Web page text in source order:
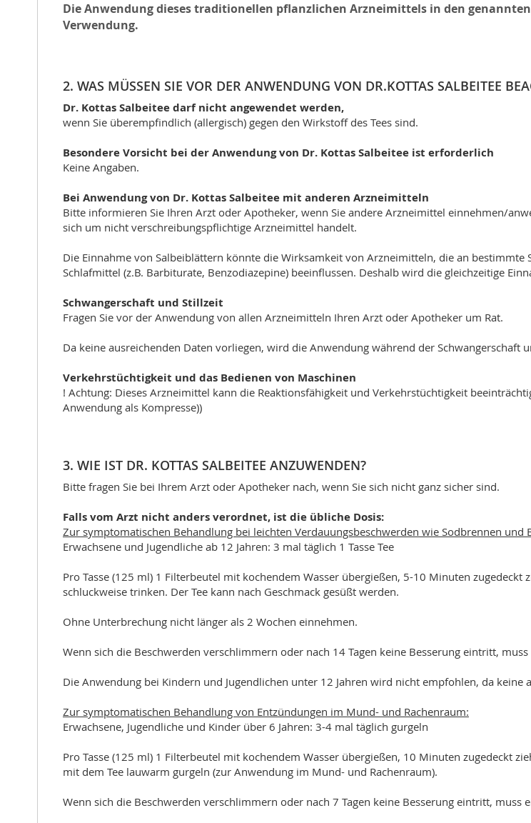
Die Anwendung dieses traditionellen pflanzlichen Arzneimittels in den
Verwendung.
2. WAS MÜSSEN SIE VOR DER ANWENDUNG VON DR.KOTTAS SALBEITEE
Dr. Kottas Salbeitee darf nicht angewendet werden,
wenn Sie überempfindlich (allergisch) gegen den Wirkstoff des Tees sind.
Besondere Vorsicht bei der Anwendung von Dr. Kottas Salbeitee ist erforderlich
Keine Angaben.
Bei Anwendung von Dr. Kottas Salbeitee mit anderen Arzneimitteln
Bitte informieren Sie Ihren Arzt oder Apotheker, wenn Sie andere Arzneimittel einnehmen/
sich um nicht verschreibungspflichtige Arzneimittel handelt.
Die Einnahme von Salbeiblättern könnte die Wirksamkeit von Arzneimitteln, die an bestimmte
Schlafmittel (z.B. Barbiturate, Benzodiazepine) beeinflussen. Deshalb wird die gleichzeitige
Schwangerschaft und Stillzeit
Fragen Sie vor der Anwendung von allen Arzneimitteln Ihren Arzt oder Apotheker um Rat.
Da keine ausreichenden Daten vorliegen, wird die Anwendung während der Schwangerschaft
Verkehrstüchtigkeit und das Bedienen von Maschinen
! Achtung: Dieses Arzneimittel kann die Reaktionsfähigkeit und Verkehrstüchtigkeit
Anwendung als Kompresse))
3. WIE IST DR. KOTTAS SALBEITEE ANZUWENDEN?
Bitte fragen Sie bei Ihrem Arzt oder Apotheker nach, wenn Sie sich nicht ganz sicher sind.
Falls vom Arzt nicht anders verordnet, ist die übliche Dosis:
Zur symptomatischen Behandlung bei leichten Verdauungsbeschwerden wie Sodbrennen und
Erwachsene und Jugendliche ab 12 Jahren: 3 mal täglich 1 Tasse Tee
Pro Tasse (125 ml) 1 Filterbeutel mit kochendem Wasser übergießen, 5-10 Minuten
schluckweise trinken. Der Tee kann nach Geschmack gesüßt werden.
Ohne Unterbrechung nicht länger als 2 Wochen einnehmen.
Wenn sich die Beschwerden verschlimmern oder nach 14 Tagen keine Besserung eintritt,
Die Anwendung bei Kindern und Jugendlichen unter 12 Jahren wird nicht empfohlen, da keine
Zur symptomatischen Behandlung von Entzündungen im Mund- und Rachenraum:
Erwachsene, Jugendliche und Kinder über 6 Jahren: 3-4 mal täglich gurgeln
Pro Tasse (125 ml) 1 Filterbeutel mit kochendem Wasser übergießen, 10 Minuten zugedeckt
mit dem Tee lauwarm gurgeln (zur Anwendung im Mund- und Rachenraum).
Wenn sich die Beschwerden verschlimmern oder nach 7 Tagen keine Besserung eintritt, muss